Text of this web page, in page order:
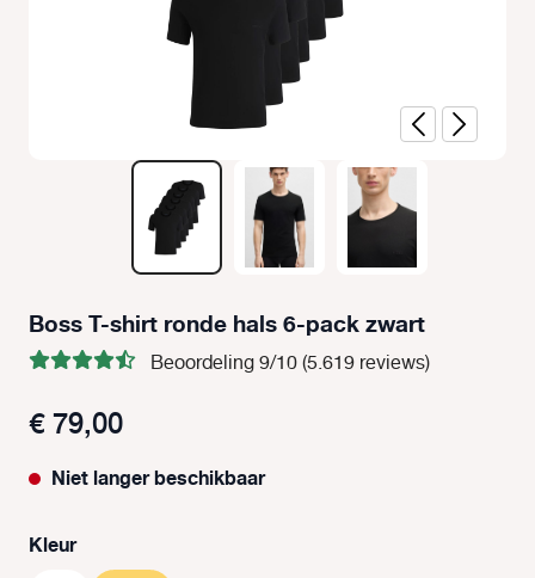
Boss T-shirt ronde hals 6-pack zwart
Beoordeling 9/10 (5.619 reviews)
€ 79,00
Niet langer beschikbaar
Selecteer
Kleur